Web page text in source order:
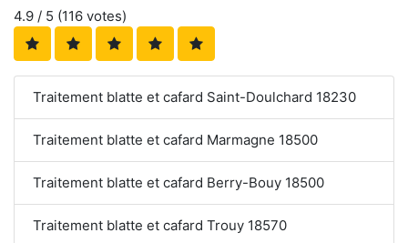
4.9 / 5 (116 votes)
Traitement blatte et cafard Saint-Doulchard 18230
Traitement blatte et cafard Marmagne 18500
Traitement blatte et cafard Berry-Bouy 18500
Traitement blatte et cafard Trouy 18570